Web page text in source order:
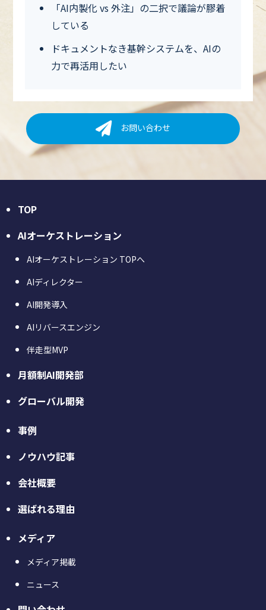
「AI内製化 vs 外注」の二択で議論が膠着
している
ドキュメントなき基幹システムを、AIの
力で再活用したい
お問い合わせ
TOP
AIオーケストレーション
AIオーケストレーション TOPへ
AIディレクター
AI開発導入
AIリバースエンジン
伴走型MVP
月額制AI開発部
グローバル開発
事例
ノウハウ記事
会社概要
選ばれる理由
メディア
メディア掲載
ニュース